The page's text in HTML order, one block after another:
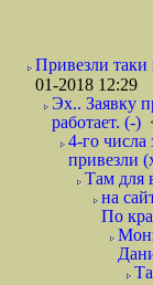
Привезли таки
01-2018 12:29
Эх.. Заявку
работает. (-)
4-го
привезли
Там для
на
По